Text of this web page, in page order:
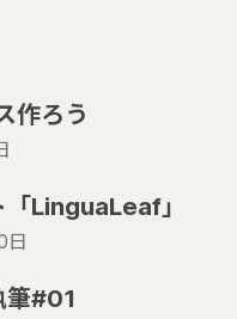
作ろう
LinguaLeaf」
日
筆#01